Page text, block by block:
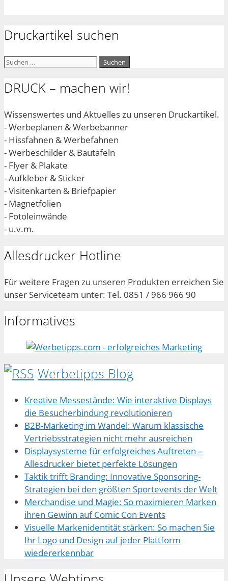
Druckartikel suchen
Suchen
DRUCK – machen wir!
Wissenswertes und Aktuelles zu unseren Druckartikel.
- Werbeplanen & Werbebanner
- Hissfahnen & Werbefahnen
- Werbeschilder & Bautafeln
- Flyer & Plakate
- Aufkleber & Sticker
- Visitenkarten & Briefpapier
- Magnetfolien
- Fotoleinwände
- u.v.m.
Allesdrucker Hotline
Für weitere Fragen zu unseren Produkten erreichen Sie
unser Serviceteam unter: Tel. 0851 / 966 966 90
Informatives
Werbetipps Blog
Kreative Messestände: Wie interaktive Displays
die Besucherbindung revolutionieren
B2B-Marketing im Wandel: Warum klassische
Vertriebsstrategien nicht mehr ausreichen
Displaysysteme für erfolgreiches Auftreten –
Allesdrucker bietet perfekte Lösungen
Taktik trifft Branding: Innovative Sponsoring-
Strategien bei den größten Sportevents der Welt
Merchandise und Magie: So maximieren Marken
ihren Gewinn auf Comic Con Events
Visuelle Markenidentität stärken: So machen Sie
Ihr Logo und Design auf jeder Plattform
wiedererkennbar